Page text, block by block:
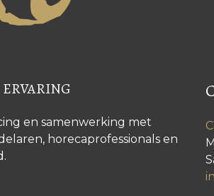
en samenwerking met
horecaprofessionals en